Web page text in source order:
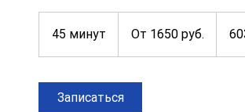
45 минут
5
руб.От 1650 руб.
Записаться